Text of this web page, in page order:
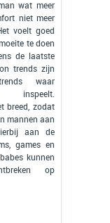
wat meer
niet meer
voelt goed
te doen
de laatste
trends zijn
waar
inspeelt.
breed, zodat
mannen aan
aan de
games en
kunnen
op